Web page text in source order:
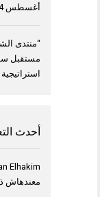
أغسطس 4, 2026
مستقبل
أحدث
Elhakim
معندهاش